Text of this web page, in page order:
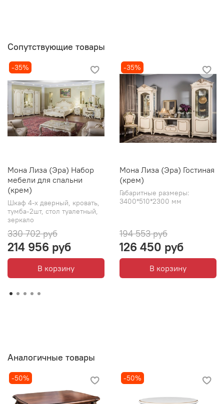
Сопутствующие товары
-35%
Мона Лиза (Эра) Набор
мебели для спальни
(крем)
Шкаф 4-х дверный, кровать,
тумба-2шт, стол туалетный,
зеркало
330 702 руб
214 956 руб
В корзину
-35%
Мона Лиза (Эра) Гостиная
(крем)
Габаритные размеры:
3400*510*2300 мм
194 553 руб
126 450 руб
В корзину
Аналогичные товары
-50% -50%